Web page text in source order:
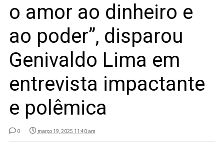
o amor ao dinheiro e
ao poder”, disparou
Genivaldo Lima em
entrevista impactante
e polêmica
0 março 19, 2025 11:40 am